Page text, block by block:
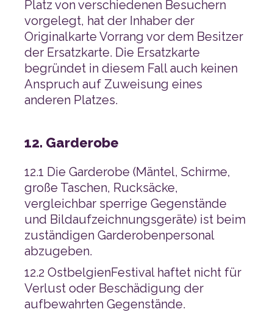
anderen Platzes.
12. Garderobe
abzugeben.
aufbewahrten Gegenstände.